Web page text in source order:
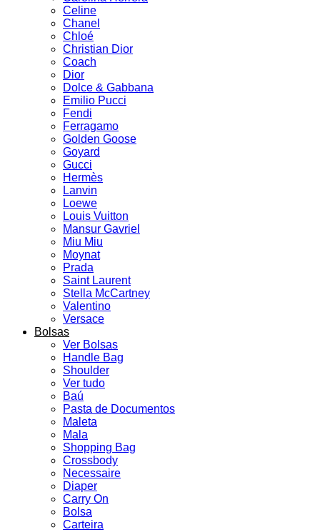
Celine
Chanel
Chloé
Christian Dior
Coach
Dior
Dolce & Gabbana
Emilio Pucci
Fendi
Ferragamo
Golden Goose
Goyard
Gucci
Hermès
Lanvin
Loewe
Louis Vuitton
Mansur Gavriel
Miu Miu
Moynat
Prada
Saint Laurent
Stella McCartney
Valentino
Versace
Bolsas
Ver Bolsas
Handle Bag
Shoulder
Ver tudo
Baú
Pasta de Documentos
Maleta
Mala
Shopping Bag
Crossbody
Necessaire
Diaper
Carry On
Bolsa
Carteira